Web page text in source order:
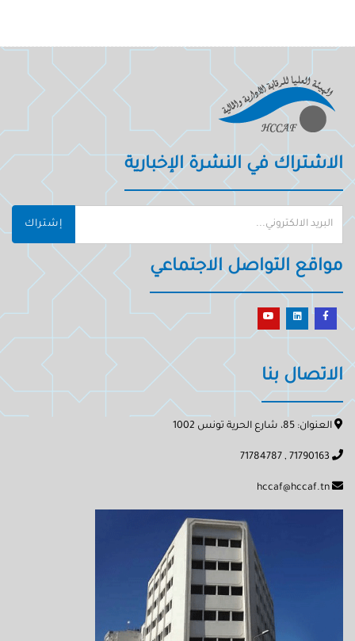
الاشتراك في النشرة الإخبارية
إشتراك
مواقع التواصل الاجتماعي
الاتصال بنا
العنوان: 85، شارع الحرية تونس 1002